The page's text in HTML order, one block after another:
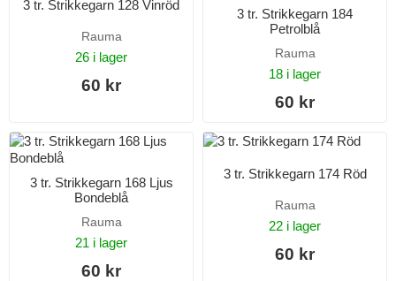
3 tr. Strikkegarn 128 Vinröd
Rauma
26 i lager
60 kr
3 tr. Strikkegarn 184
Petrolblå
Rauma
18 i lager
60 kr
3 tr. Strikkegarn 168 Ljus
Bondeblå
Rauma
21 i lager
60 kr
3 tr. Strikkegarn 174 Röd
Rauma
22 i lager
60 kr